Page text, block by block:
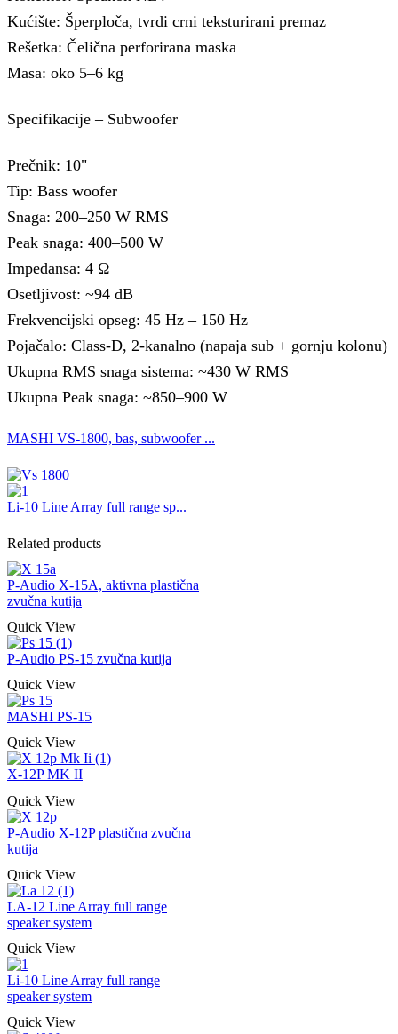
Kućište: Šperploča, tvrdi crni teksturirani premaz
Rešetka: Čelična perforirana maska
Masa: oko 5–6 kg
Specifikacije – Subwoofer
Prečnik: 10"
Tip: Bass woofer
Snaga: 200–250 W RMS
Peak snaga: 400–500 W
Impedansa: 4 Ω
Osetljivost: ~94 dB
Frekvencijski opseg: 45 Hz – 150 Hz
Pojačalo: Class-D, 2-kanalno (napaja sub + gornju kolonu)
Ukupna RMS snaga sistema: ~430 W RMS
Ukupna Peak snaga: ~850–900 W
MASHI VS-1800, bas, subwoofer ...
Li-10 Line Array full range sp...
Related products
P-Audio X-15A, aktivna plastična
zvučna kutija
Quick View
P-Audio PS-15 zvučna kutija
Quick View
MASHI PS-15
Quick View
X-12P MK II
Quick View
P-Audio X-12P plastična zvučna
kutija
Quick View
LA-12 Line Array full range
speaker system
Quick View
Li-10 Line Array full range
speaker system
Quick View